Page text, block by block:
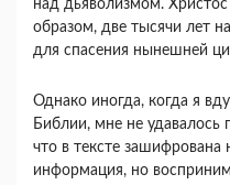
над дьяволизмом.
образом, две тысячи лет
для спасения нынешней
Однако иногда, когда я
Библии, мне не удавалось
что в тексте зашифрована
информация, но